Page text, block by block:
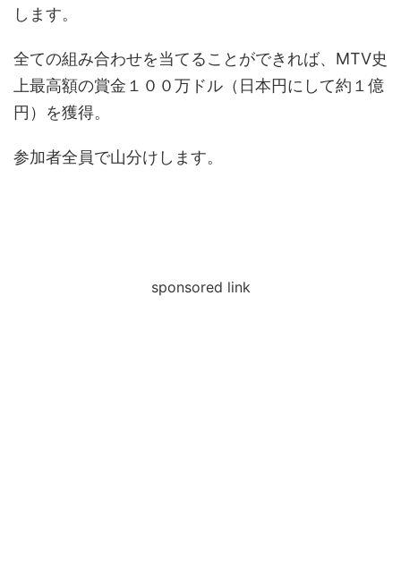
します。
全ての組み合わせを当てることができれば、MTV史
上最高額の賞金１００万ドル（日本円にして約１億
円）を獲得。
参加者全員で山分けします。
sponsored link